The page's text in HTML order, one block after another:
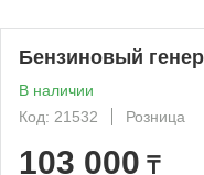
Бензиновый
В наличии
Код: 21532
Розница
103 000 ₸